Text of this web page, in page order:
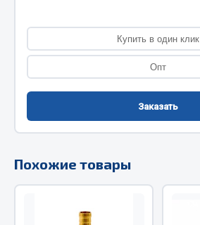
Адаптеры и переходники
Тройники
Трубки, муфты, гайки
Угольники
Штуцеры
Весь раздел
Инструмент
Купить в один клик
Опт
Заказать
Похожие товары